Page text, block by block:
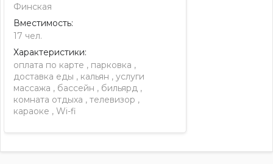
Финская
Вместимость:
17 чел.
Характеристики:
оплата по карте , парковка ,
доставка еды , кальян , услуги
массажа , бассейн , бильярд ,
комната отдыха , телевизор ,
караоке , Wi-fi